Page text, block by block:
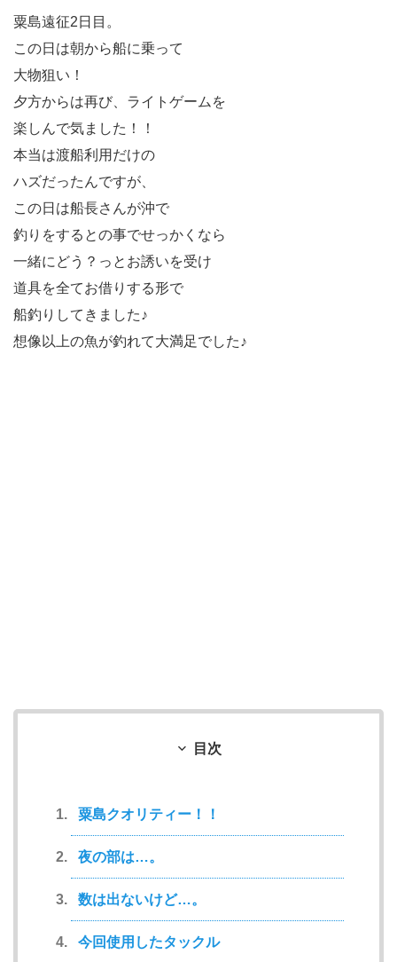
粟島遠征2日目。
この日は朝から船に乗って
大物狙い！
夕方からは再び、ライトゲームを
楽しんで気ました！！
本当は渡船利用だけの
ハズだったんですが、
この日は船長さんが沖で
釣りをするとの事でせっかくなら
一緒にどう？っとお誘いを受け
道具を全てお借りする形で
船釣りしてきました♪
想像以上の魚が釣れて大満足でした♪
目次
粟島クオリティー！！
夜の部は…。
数は出ないけど…。
今回使用したタックル